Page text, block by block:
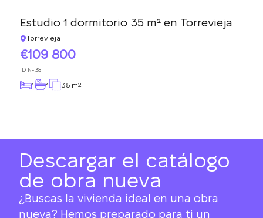
Estudio 1 dormitorio 35 m² en Torrevieja
Torrevieja
109 800
ID N-38
1 1 35 m2
Descargar el catálogo
de obra nueva
¿Buscas la vivienda ideal en una obra
nueva? Hemos preparado para ti un